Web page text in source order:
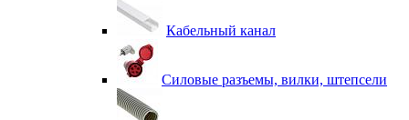
Кабельный канал
Силовые разъемы, вилки, штепсели